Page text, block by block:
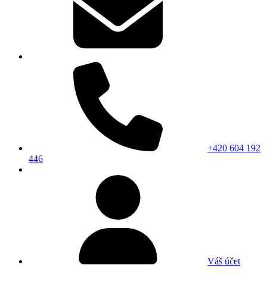
+420 604 192
446
Váš účet